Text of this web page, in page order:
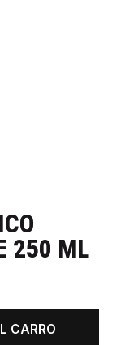
250 ML
CARRO